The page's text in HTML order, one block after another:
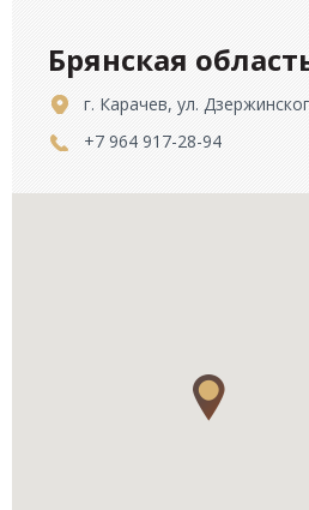
Брянская
г. Карачев, ул.
+7 964 917-28-94